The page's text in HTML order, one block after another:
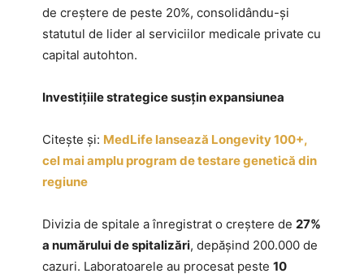
de creștere de peste 20%, consolidându-și
statutul de lider al serviciilor medicale private cu
capital autohton.
Investițiile strategice susțin expansiunea
Citește și: MedLife lansează Longevity 100+,
cel mai amplu program de testare genetică din
regiune
Divizia de spitale a înregistrat o creștere de 27%
a numărului de spitalizări, depășind 200.000 de
cazuri. Laboratoarele au procesat peste 10